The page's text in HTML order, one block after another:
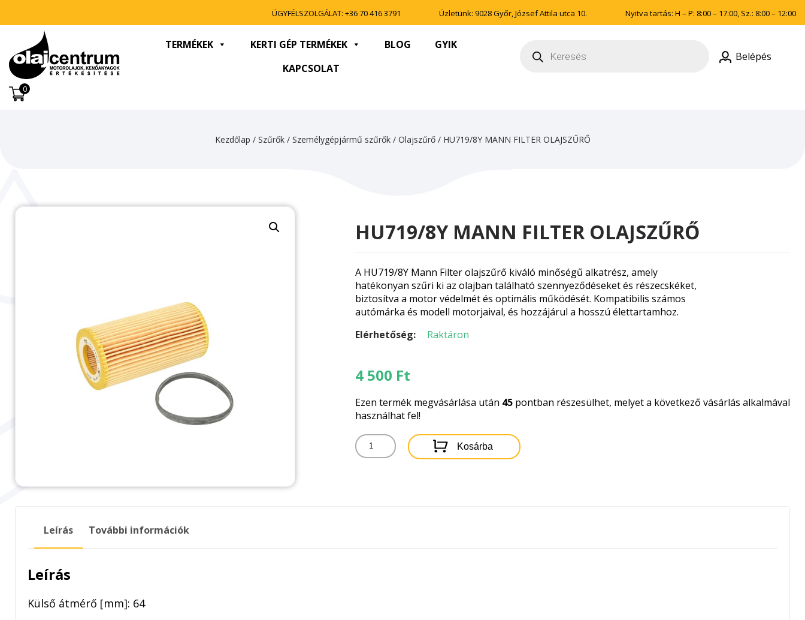
ÜGYFÉLSZOLGÁLAT: +36 70 416 3791 Üzletünk: 9028 Győr, József Attila utca 10. Nyitva tartás: H – P: 8:00 – 17:00, Sz.: 8:00 – 12:00
TERMÉKEK KERTI GÉP TERMÉKEK BLOG
GYIK
KAPCSOLAT
search Belépés
0
Kezdőlap / Szűrők/ Személygépjármű szűrők/ Olajszűrő/ HU719/8Y MANN FILTER OLAJSZŰRŐ
HU719/8Y MANN FILTER OLAJSZŰRŐ
A HU719/8Y Mann Filter olajszűrő kiváló minőségű alkatrész, amely
hatékonyan szűri ki az olajban található szennyeződéseket és részecskéket,
biztosítva a motor védelmét és optimális működését. Kompatibilis számos
autómárka és modell motorjaival, és hozzájárul a hosszú élettartamhoz.
Elérhetőség:
Raktáron
4 500 Ft
Ezen termék megvásárlása után 45pontban részesülhet, melyet a következő vásárlás alkalmával
használhat fel!
HU719/8Y
MANN
Kosárba
Leírás További információk
Leírás
Külső átmérő [mm]: 64